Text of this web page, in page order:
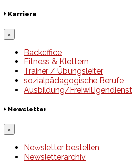
Karriere
×
Backoffice
Fitness & Klettern
Trainer / Übungsleiter
sozialpädagogische Berufe
Ausbildung/Freiwilligendienst
Newsletter
×
Newsletter bestellen
Newsletterarchiv